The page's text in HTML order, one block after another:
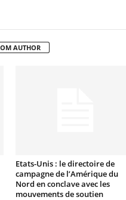
AUTHOR
Etats-Unis : le directoire de
campagne de l’Amérique du
Nord en conclave avec les
mouvements de soutien